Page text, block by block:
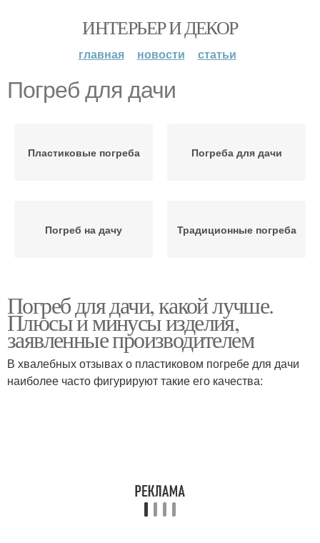
ИНТЕРЬЕР И ДЕКОР
главная новости статьи
Погреб для дачи
Пластиковые погреба Погреба для дачи
Погреб на дачу Традиционные погреба
Погреб для дачи, какой лучше.
Плюсы и минусы изделия,
заявленные производителем
В хвалебных отзывах о пластиковом погребе для дачи
наиболее часто фигурируют такие его качества: